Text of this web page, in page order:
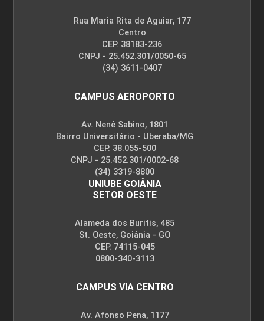
Rua Maria Rita de Aguiar, 177
Centro
CEP. 38183-236
CNPJ - 25.452.301/0050-65
(34) 3611-0407
CAMPUS AEROPORTO
Av. Nenê Sabino, 1801
Bairro Universitário - Uberaba/MG
CEP. 38.055-500
CNPJ - 25.452.301/0002-68
(34) 3319-8800
UNIUBE GOIÂNIA
SETOR OESTE
Alameda dos Buritis, 485
St. Oeste, Goiânia - GO
CEP. 74115-045
0800-340-3113
CAMPUS VIA CENTRO
Av. Afonso Pena, 1177